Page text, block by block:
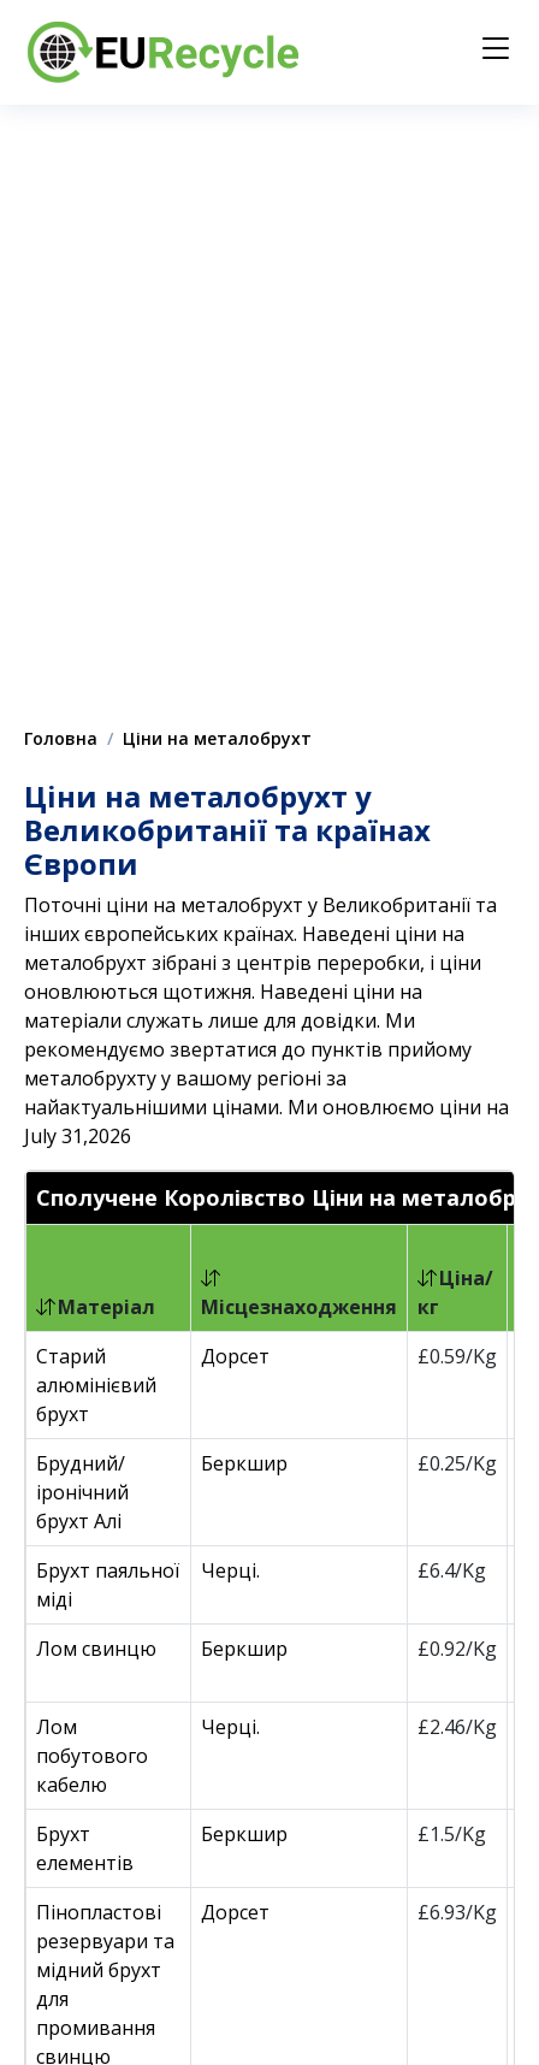
Головна Ціни на металобрухт
Ціни на металобрухт у
Великобританії та країнах
Європи
Поточні ціни на металобрухт у Великобританії та
інших європейських країнах. Наведені ціни на
металобрухт зібрані з центрів переробки, і ціни
оновлюються щотижня. Наведені ціни на
матеріали служать лише для довідки. Ми
рекомендуємо звертатися до пунктів прийому
металобрухту у вашому регіоні за
найактуальнішими цінами. Ми оновлюємо ціни на
July 31,2026
Сполучене Королівство Ціни на
Матеріал Місцезнаходження
Ціна/
кг
Старий
алюмінієвий
брухт
Дорсет £0.59/Kg
Брудний/
іронічний
брухт Алі
Беркшир £0.25/Kg
Брухт паяльної
міді
Черці. £6.4/Kg
Лом свинцю Беркшир £0.92/Kg
Лом
побутового
кабелю
Черці. £2.46/Kg
Брухт
елементів
Беркшир £1.5/Kg
Пінопластові
резервуари та
мідний брухт
для
промивання
свинцю
Дорсет £6.93/Kg